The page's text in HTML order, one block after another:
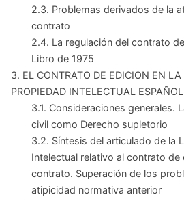
2.3. Problemas derivados de la
contrato
2.4. La regulación del contrato
Libro de 1975
3. EL CONTRATO DE EDICION EN
PROPIEDAD INTELECTUAL
3.1. Consideraciones generales.
civil como Derecho supletorio
3.2. Síntesis del articulado de la
Intelectual relativo al contrato de
contrato. Superación de los
atipicidad normativa anterior